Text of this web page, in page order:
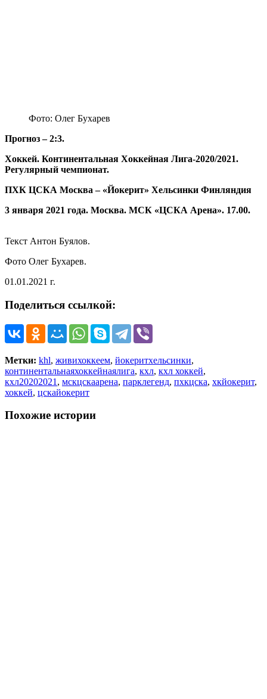
Фото: Олег Бухарев
Прогноз – 2:3.
Хоккей. Континентальная Хоккейная Лига-2020/2021.
Регулярный чемпионат.
ПХК ЦСКА Москва – «Йокерит» Хельсинки Финляндия
3 января 2021 года. Москва. МСК «ЦСКА Арена». 17.00.
Текст Антон Буялов.
Фото Олег Бухарев.
01.01.2021 г.
Поделиться ссылкой:
Метки: khl, живихоккеем, йокеритхельсинки,
континентальнаяхоккейнаялига, кхл, кхл хоккей,
кхл20202021 , мскцскаарена, парклегенд, пхкцска, хкйокерит,
хоккей, цскайокерит
Похожие истории